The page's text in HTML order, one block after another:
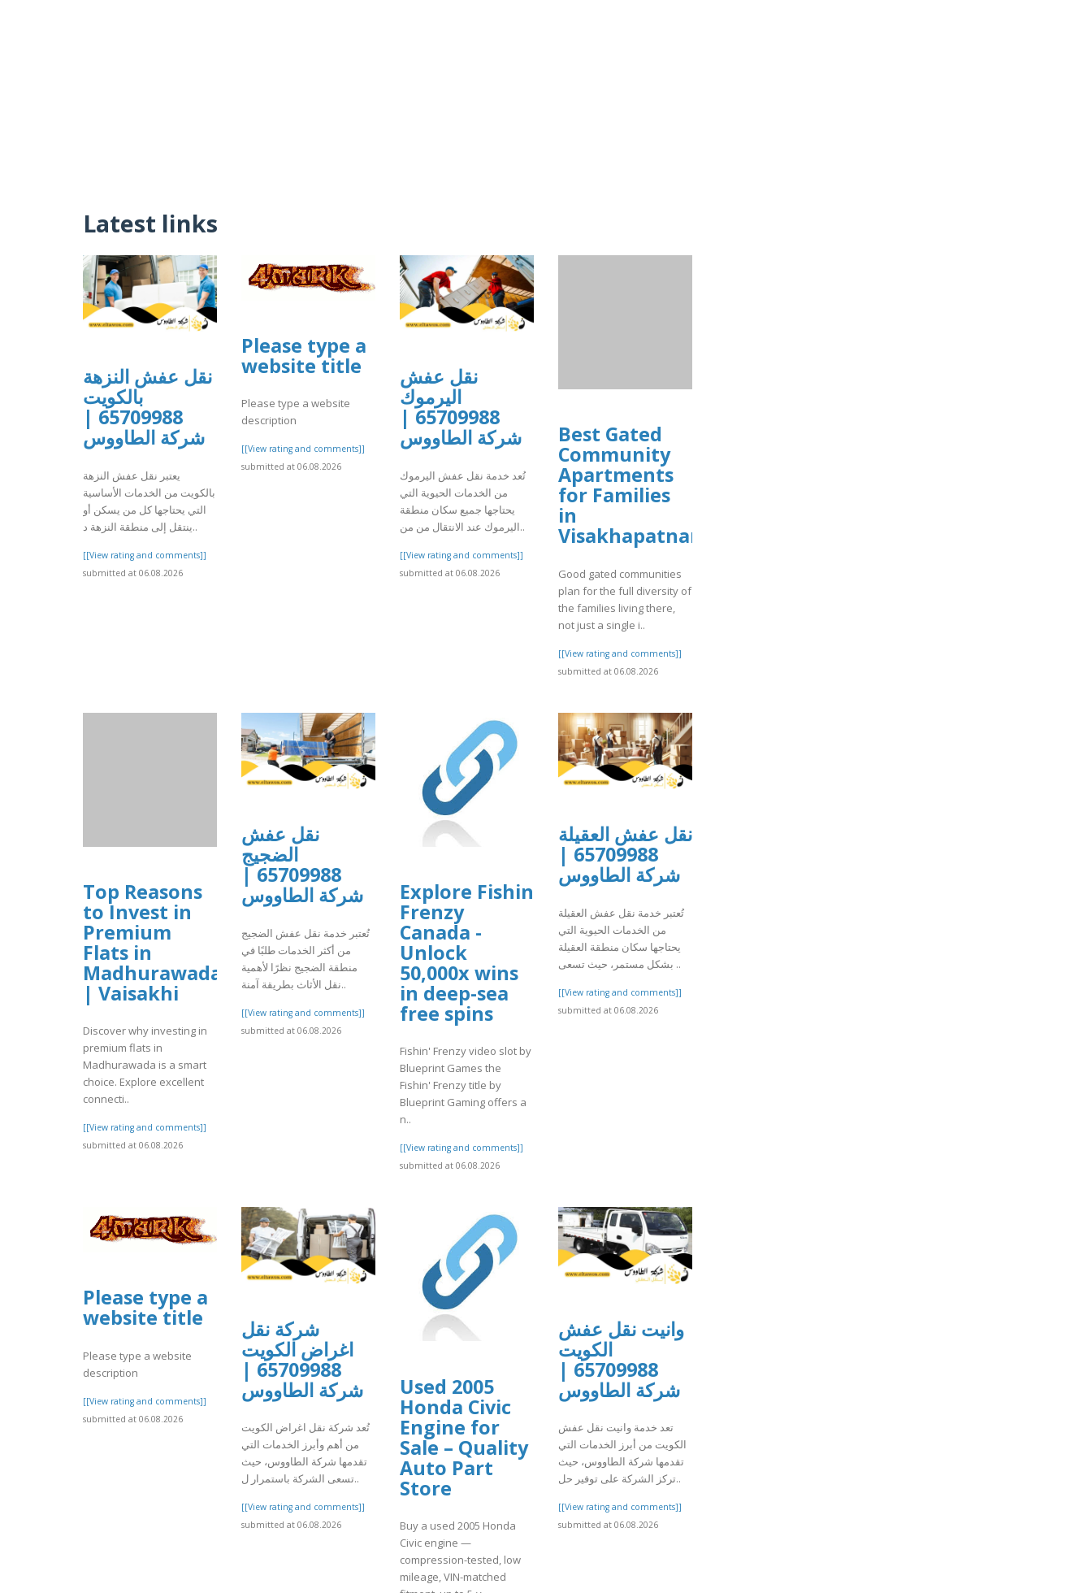
Latest links
نقل عفش النزهة
بالكويت
65709988 |
شركة الطاووس
يعتبر نقل عفش النزهة
بالكويت من الخدمات الأساسية
التي يحتاجها كل من يسكن أو
ينتقل إلى منطقة النزهة د..
[[View rating and comments]]
submitted at 06.08.2026
Please type a
website title
Please type a website
description
[[View rating and comments]]
submitted at 06.08.2026
نقل عفش
اليرموك
65709988 |
شركة الطاووس
تُعد خدمة نقل عفش اليرموك
من الخدمات الحيوية التي
يحتاجها جميع سكان منطقة
اليرموك عند الانتقال من من..
[[View rating and comments]]
submitted at 06.08.2026
Best Gated
Community
Apartments
for Families
in
Visakhapatnam
Good gated communities
plan for the full diversity of
the families living there,
not just a single i..
[[View rating and comments]]
submitted at 06.08.2026
Top Reasons
to Invest in
Premium
Flats in
Madhurawada
| Vaisakhi
Discover why investing in
premium flats in
Madhurawada is a smart
choice. Explore excellent
connecti..
[[View rating and comments]]
submitted at 06.08.2026
نقل عفش
الضجيج
65709988 |
شركة الطاووس
تُعتبر خدمة نقل عفش الضجيج
من أكثر الخدمات طلبًا في
منطقة الضجيج نظرًا لأهمية
نقل الأثاث بطريقة آمنة..
[[View rating and comments]]
submitted at 06.08.2026
Explore Fishin
Frenzy
Canada -
Unlock
50,000x wins
in deep-sea
free spins
Fishin' Frenzy video slot by
Blueprint Games the
Fishin' Frenzy title by
Blueprint Gaming offers a
n..
[[View rating and comments]]
submitted at 06.08.2026
نقل عفش العقيلة
65709988 |
شركة الطاووس
تُعتبر خدمة نقل عفش العقيلة
من الخدمات الحيوية التي
يحتاجها سكان منطقة العقيلة
بشكل مستمر، حيث تسعى ..
[[View rating and comments]]
submitted at 06.08.2026
Please type a
website title
Please type a website
description
[[View rating and comments]]
submitted at 06.08.2026
شركة نقل
اغراض الكويت
65709988 |
شركة الطاووس
تُعد شركة نقل اغراض الكويت
من أهم وأبرز الخدمات التي
تقدمها شركة الطاووس، حيث
تسعى الشركة باستمرار ل..
[[View rating and comments]]
submitted at 06.08.2026
Used 2005
Honda Civic
Engine for
Sale – Quality
Auto Part
Store
Buy a used 2005 Honda
Civic engine —
compression-tested, low
mileage, VIN-matched
وانيت نقل عفش
الكويت
65709988 |
شركة الطاووس
تعد خدمة وانيت نقل عفش
الكويت من أبرز الخدمات التي
تقدمها شركة الطاووس، حيث
تركز الشركة على توفير حل..
[[View rating and comments]]
submitted at 06.08.2026